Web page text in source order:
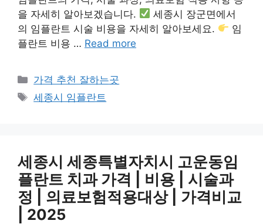
을 자세히 알아보겠습니다.
세종시 장군면에서
의 임플란트 시술 비용을 자세히 알아보세요.
임
플란트 비용 … Read more
카
테
고
가격 추천 잘하는곳
태
세종시 임플란트
세종시 세종특별자치시 고운동임
플란트 치과 가격 | 비용 | 시술과
정 | 의료보험적용대상 | 가격비교
| 2025